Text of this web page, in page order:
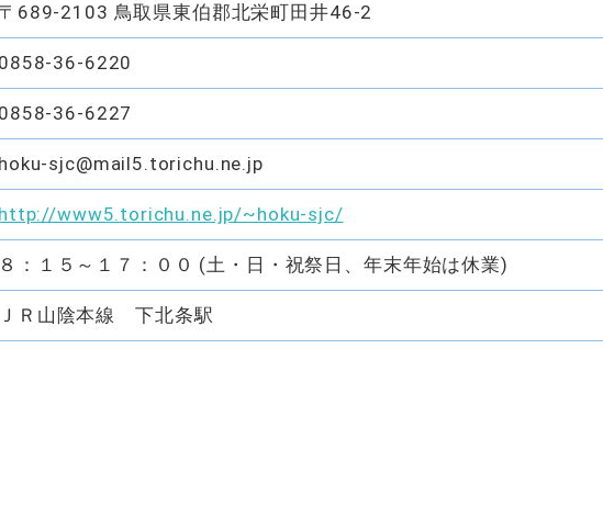
〒689-2103 鳥取県東伯郡北栄町田井46-2
0858-36-6220
0858-36-6227
hoku-sjc@mail5.torichu.ne.jp
http://www5.torichu.ne.jp/~hoku-sjc/
８：１５～１７：００ (土・日・祝祭日、年末年始は休業)
ＪＲ山陰本線 下北条駅